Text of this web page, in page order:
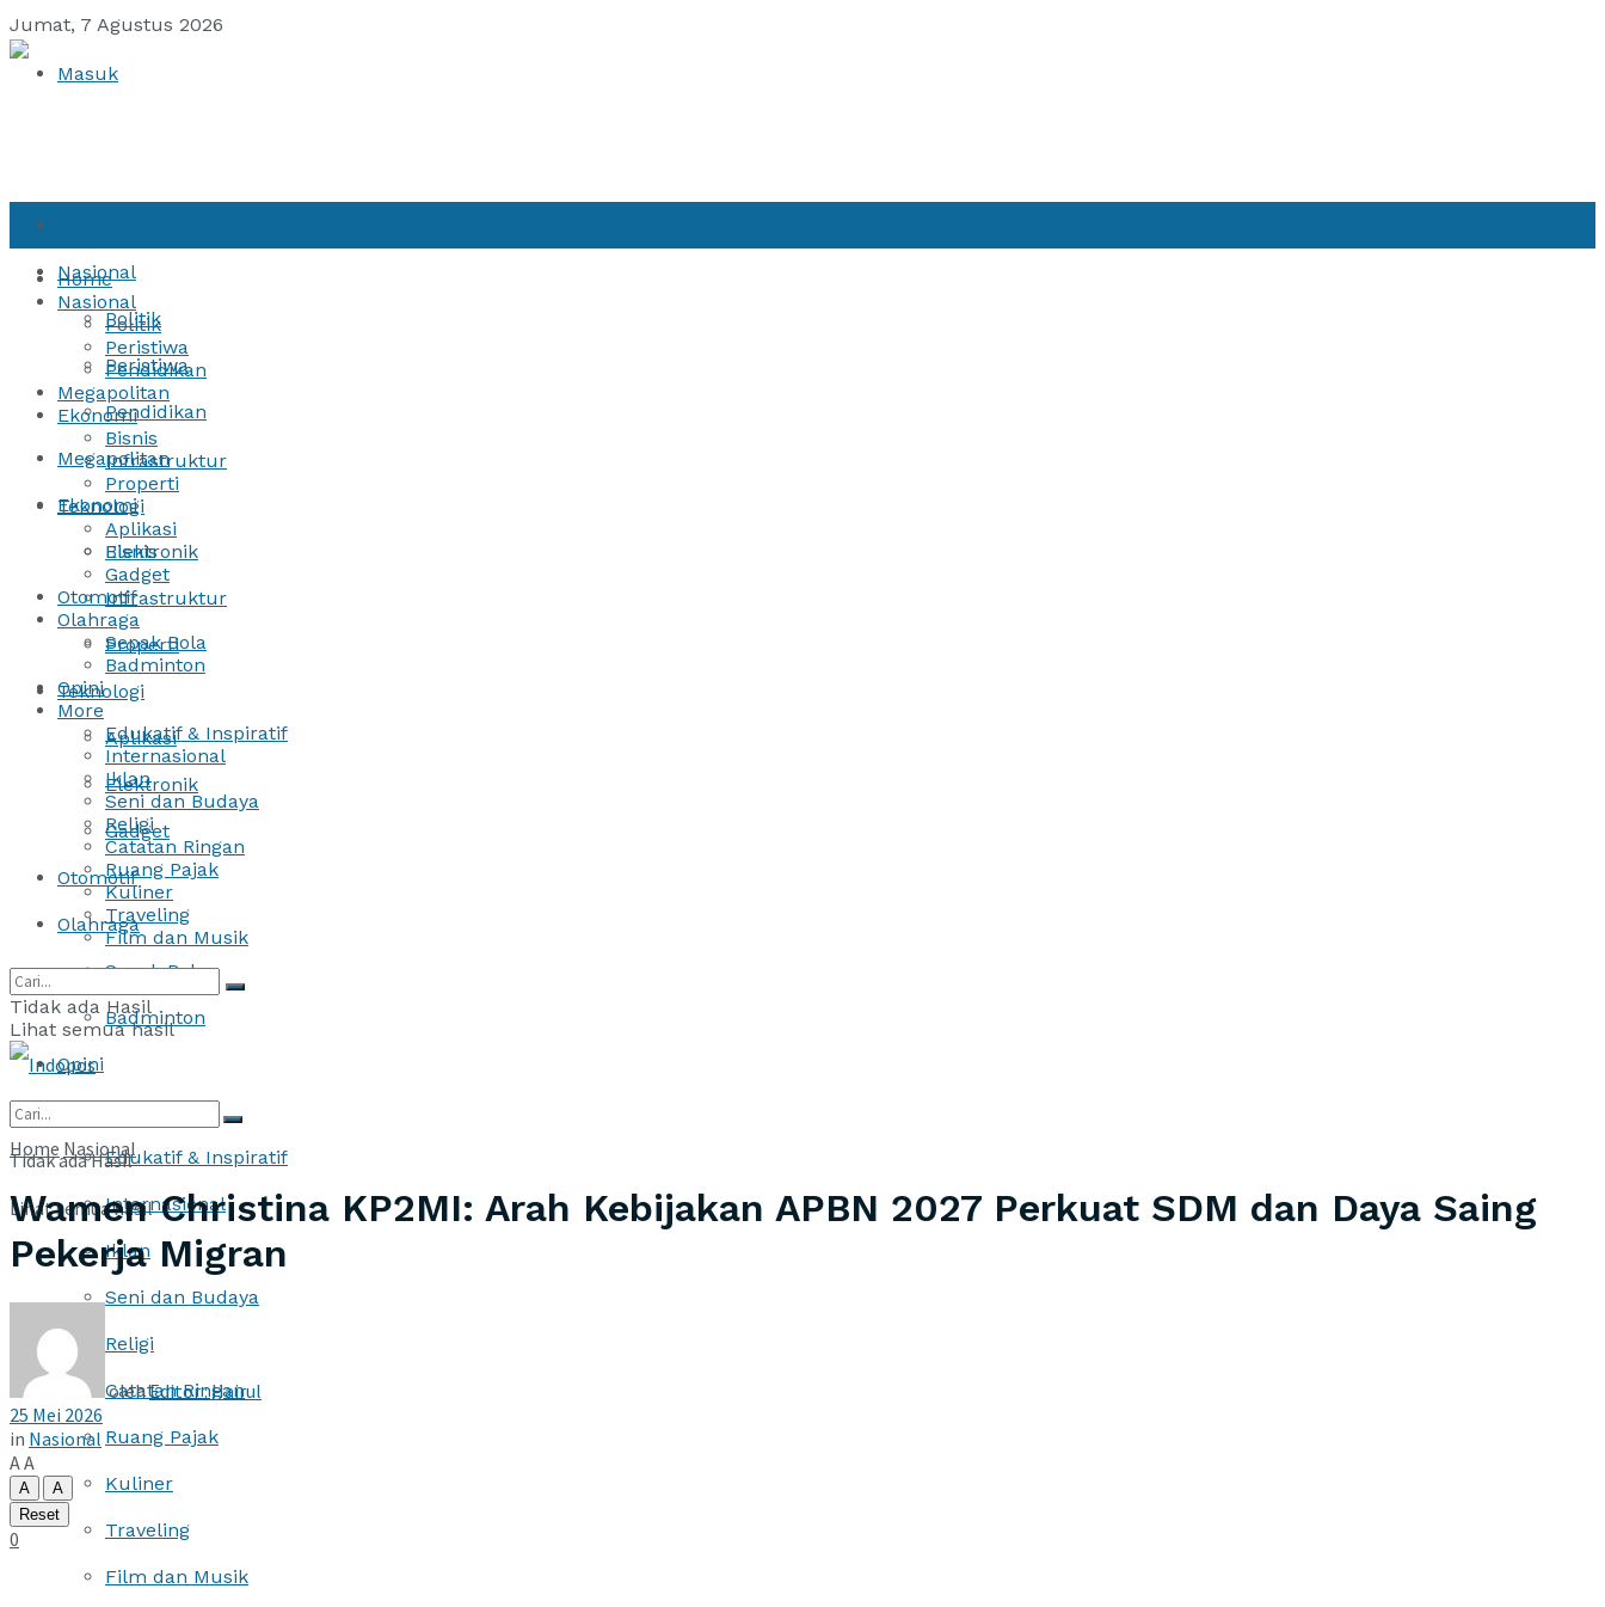
Jumat, 7 Agustus 2026
Masuk
Nasional
Politik
Peristiwa
Pendidikan
Megapolitan
Ekonomi
Bisnis
Infrastruktur
Properti
Teknologi
Aplikasi
Elektronik
Gadget
Otomotif
Olahraga
Sepak Bola
Badminton
Opini
Edukatif & Inspiratif
Internasional
Iklan
Seni dan Budaya
Religi
Catatan Ringan
Ruang Pajak
Kuliner
Traveling
Film dan Musik
Home
Nasional
Politik
Peristiwa
Pendidikan
Megapolitan
Ekonomi
Bisnis
Infrastruktur
Properti
Teknologi
Aplikasi
Elektronik
Gadget
Otomotif
Olahraga
Sepak Bola
Badminton
Opini
More
Edukatif & Inspiratif
Internasional
Iklan
Seni dan Budaya
Religi
Catatan Ringan
Ruang Pajak
Kuliner
Traveling
Film dan Musik
Tidak ada Hasil
Lihat semua hasil
Tidak ada Hasil
Lihat semua hasil
Home Nasional
Wamen Christina KP2MI: Arah Kebijakan APBN 2027 Perkuat SDM dan Daya Saing
Pekerja Migran
olehEditor : Hairul
25 Mei 2026
in Nasional
AA
A
A
Reset
0